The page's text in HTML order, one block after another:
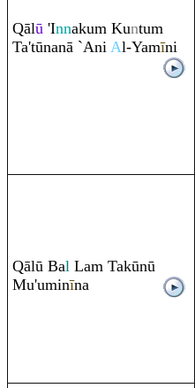
Qālū 'Innakum Kuntum
Ta'tūnanā `Ani Al-Yamīni
Qālū Bal Lam Takūnū
Mu'uminīna